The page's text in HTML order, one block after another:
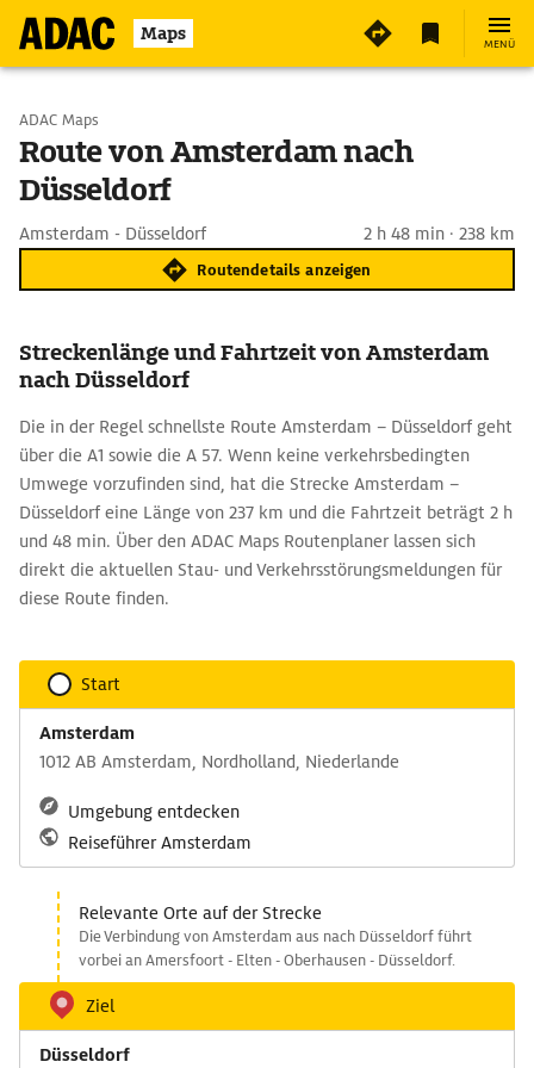
Maps MENÜ
Start wählen
Ziel eingeben
ADAC Maps
Route von Amsterdam nach
Düsseldorf
Amsterdam - Düsseldorf 2 h 48 min · 238 km
Routendetails anzeigen
Streckenlänge und Fahrtzeit von Amsterdam
nach Düsseldorf
Die in der Regel schnellste Route Amsterdam – Düsseldorf geht
über die A1 sowie die A 57. Wenn keine verkehrsbedingten
Umwege vorzufinden sind, hat die Strecke Amsterdam –
Düsseldorf eine Länge von 237 km und die Fahrtzeit beträgt 2 h
und 48 min. Über den ADAC Maps Routenplaner lassen sich
direkt die aktuellen Stau- und Verkehrsstörungsmeldungen für
diese Route finden.
Start
Amsterdam
1012 AB Amsterdam, Nordholland, Niederlande
Umgebung entdecken
Reiseführer Amsterdam
Relevante Orte auf der Strecke
Die Verbindung von Amsterdam aus nach Düsseldorf führt
vorbei an Amersfoort - Elten - Oberhausen - Düsseldorf.
Ziel
Düsseldorf